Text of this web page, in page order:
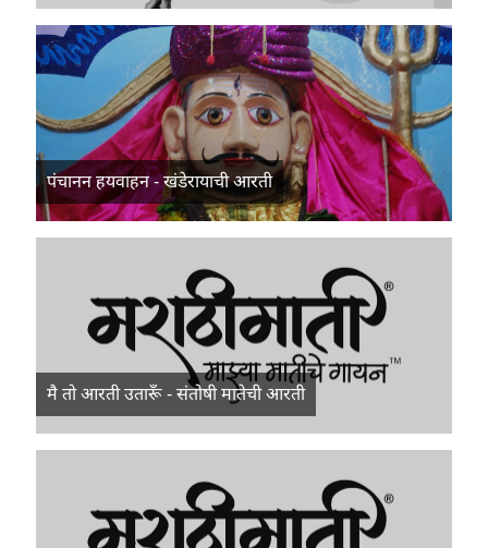
पंचानन हयवाहन - खंडेरायाची आरती
मै तो आरती उतारूँ - संतोषी मातेची आरती